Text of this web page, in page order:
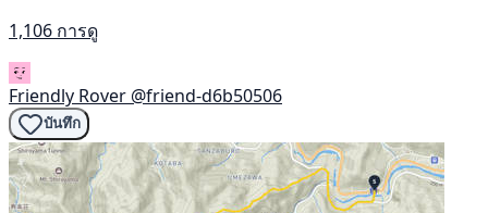
1,106 การดู
Friendly Rover @friend-d6b50506
บันทึก